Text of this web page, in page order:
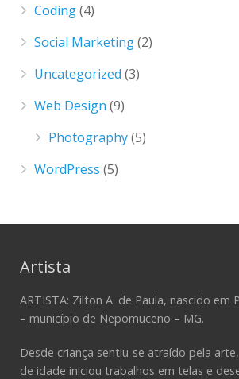
Coding(4)
Social Marketing(2)
Uncategorized (3)
Web Design (9)
Photography(5)
WordPress (5)
Artista
ARTISTA: Zilton A. de Paula, nascido em
– município de Nepomuceno – MG.
Desde criança sentiu-se atraído pela
de idade iniciou trabalhos em telas e